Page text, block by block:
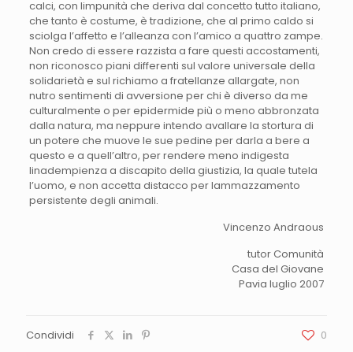
calci, con limpunità che deriva dal concetto tutto italiano,
che tanto è costume, è tradizione, che al primo caldo si
sciolga l’affetto e l’alleanza con l’amico a quattro zampe.
Non credo di essere razzista a fare questi accostamenti,
non riconosco piani differenti sul valore universale della
solidarietà e sul richiamo a fratellanze allargate, non
nutro sentimenti di avversione per chi è diverso da me
culturalmente o per epidermide più o meno abbronzata
dalla natura, ma neppure intendo avallare la stortura di
un potere che muove le sue pedine per darla a bere a
questo e a quell’altro, per rendere meno indigesta
linadempienza a discapito della giustizia, la quale tutela
l’uomo, e non accetta distacco per lammazzamento
persistente degli animali.
Vincenzo Andraous
tutor Comunità
Casa del Giovane
Pavia luglio 2007
Condividi 0